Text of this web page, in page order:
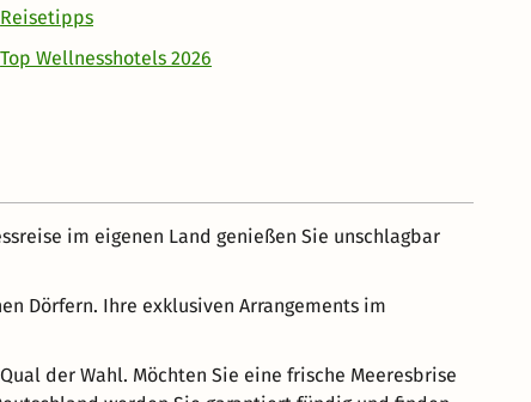
Reisetipps
Top Wellnesshotels 2026
im eigenen Land genießen Sie unschlagbar
Dörfern. Ihre exklusiven Arrangements im
der Wahl. Möchten Sie eine frische Meeresbrise